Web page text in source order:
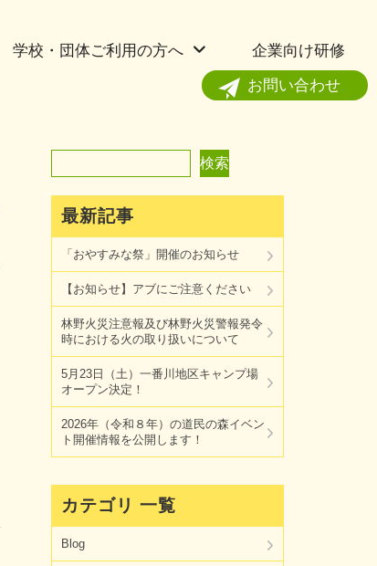
学校・団体ご利用の方へ
企業向け研修
お問い合わせ
検索
最新記事
「おやすみな祭」開催のお知らせ
【お知らせ】アブにご注意ください
林野火災注意報及び林野火災警報発令
時における火の取り扱いについて
5月23日（土）一番川地区キャンプ場
オープン決定！
2026年（令和８年）の道民の森イベン
ト開催情報を公開します！
カテゴリ 一覧
Blog